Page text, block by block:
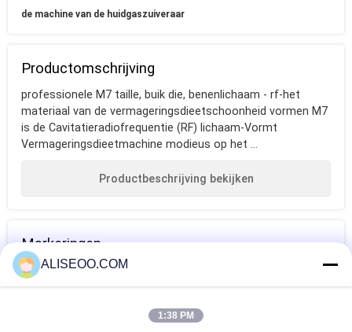
de machine van de huidgaszuiveraar
Productomschrijving
professionele M7 taille, buik die, benenlichaam - rf-het
materiaal van de vermageringsdieetschoonheid vormen M7
is de Cavitatieradiofrequentie (RF) lichaam-Vormt
Vermageringsdieetmachine modieus op het ...
Productbeschrijving bekijken
Markeringen
vette smeltende
vette brandende
machine
lichaam die van
ALISEOO.COM
1:38 PM